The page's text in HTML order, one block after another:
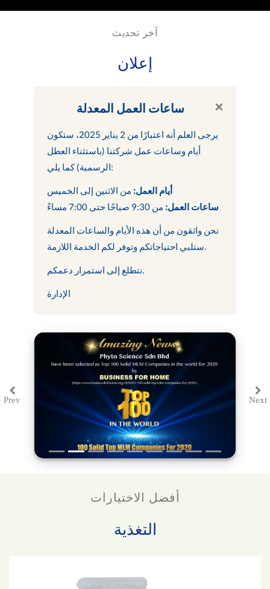
آخر تحديث
إعلان
× ساعات العمل المعدلة
يرجى العلم أنه اعتبارًا من 2 يناير 2025، ستكون
أيام وساعات عمل شركتنا (باستثناء العطل
الرسمية) كما يلي:
أيام العمل: من الاثنين إلى الخميس
ساعات العمل: من 9:30 صباحًا حتى 7:00 مساءً
نحن واثقون من أن هذه الأيام والساعات المعدلة
ستلبي احتياجاتكم وتوفر لكم الخدمة اللازمة.
نتطلع إلى استمرار دعمكم.
الإدارة
PrevPrevious Next
أفضل الاختيارات
التغذية